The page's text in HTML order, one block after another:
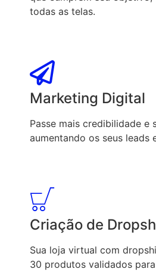
todas as telas.
Marketing Digital
Passe mais credibilidade e
aumentando os seus leads
Criação de
Sua loja virtual com
30 produtos validados